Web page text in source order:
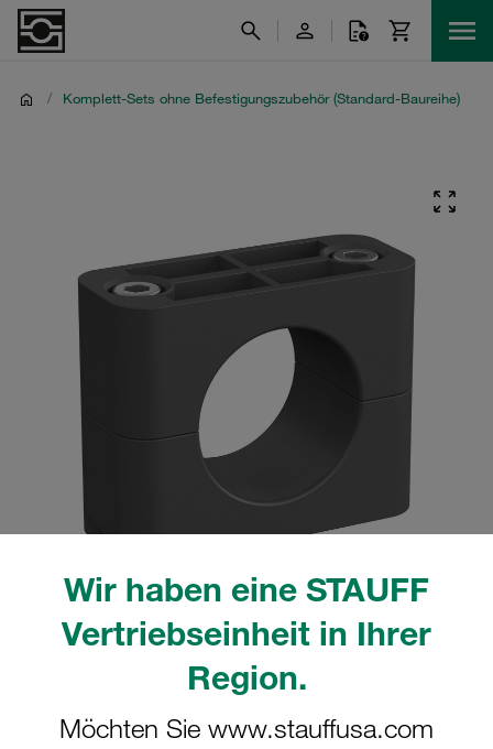
Wir haben eine STAUFF
Vertriebseinheit in Ihrer
Region.
Möchten Sie www.stauffusa.com
/ Komplett-Sets ohne Befestigungszubehör (Standard-Baureihe)
Bitte beachten Sie: Das Bild dient nur zur Veranschaulichung und kann vom
Komplettschelle Standard-Baureihe Gr.